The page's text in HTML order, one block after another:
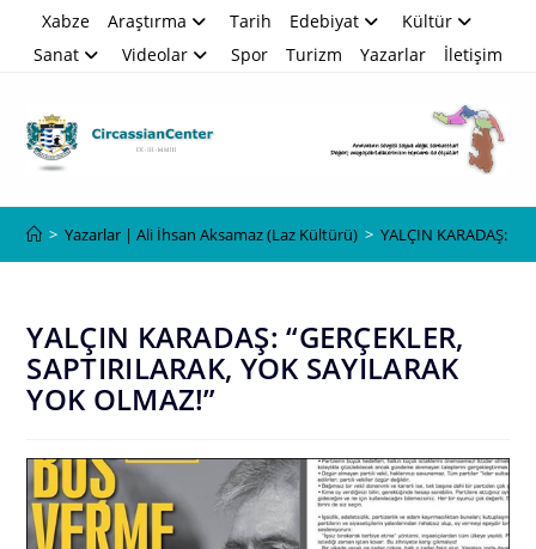
Xabze Araştırma Tarih Edebiyat
Kültür
Sanat
Videolar Spor Turizm Yazarlar İletişim
> Yazarlar | Ali İhsan Aksamaz (Laz Kültürü) > YALÇIN KARADAŞ:
YALÇIN KARADAŞ: “GERÇEKLER,
SAPTIRILARAK, YOK SAYILARAK
YOK OLMAZ!”